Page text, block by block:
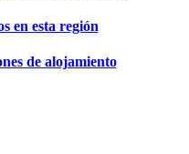
en esta región
de alojamiento